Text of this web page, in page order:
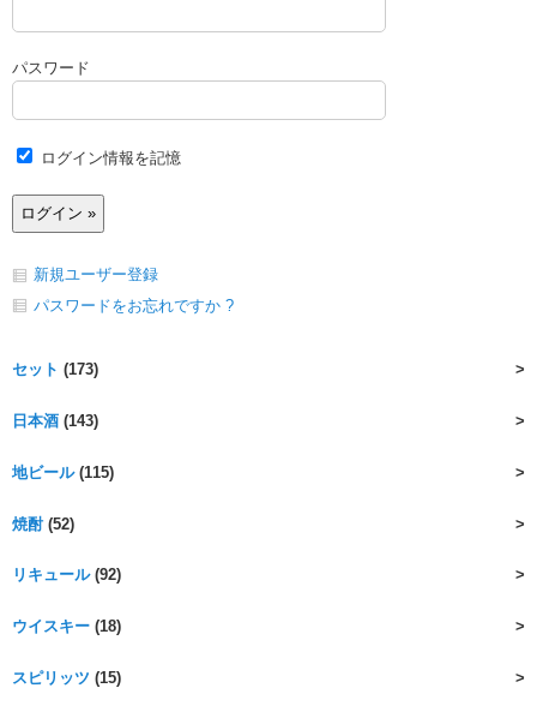
パスワード
ログイン情報を記憶
新規ユーザー登録
パスワードをお忘れですか ?
セット (173)
日本酒 (143)
地ビール(115)
焼酎(52)
リキュール(92)
ウイスキー (18)
スピリッツ (15)